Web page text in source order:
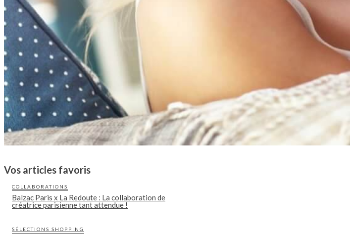
Vos articles favoris
COLLABORATIONS
Balzac Paris x La Redoute : La collaboration de
créatrice parisienne tant attendue !
SÉLECTIONS SHOPPING